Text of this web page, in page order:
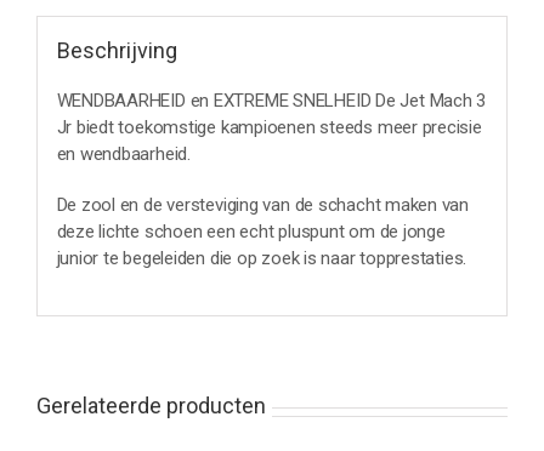
Beschrijving
WENDBAARHEID en EXTREME SNELHEID De Jet Mach 3
Jr biedt toekomstige kampioenen steeds meer precisie
en wendbaarheid.
De zool en de versteviging van de schacht maken van
deze lichte schoen een echt pluspunt om de jonge
junior te begeleiden die op zoek is naar topprestaties.
Gerelateerde producten